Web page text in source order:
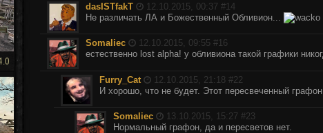
dasISTfakT 12.10.2015, 00:37 #14
Не различать ЛА и Божественный Обливион...
Somaliec 12.10.2015, 09:55 #16
естественно lost alpha! у обливиона такой графики
Furry_Cat 12.10.2015, 21:18 #22
И хорошо, что не будет. Этот пересвеченный
Somaliec 13.10.2015, 15:27 #23
Нормальный графон, да и пересветов нет.